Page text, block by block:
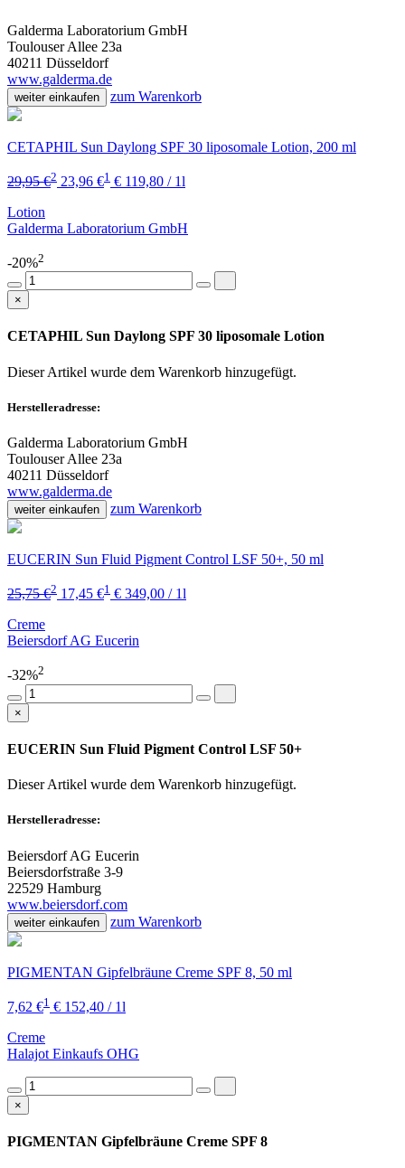
Galderma Laboratorium GmbH
Toulouser Allee 23a
40211 Düsseldorf
www.galderma.de
weiter einkaufen zum Warenkorb
CETAPHIL Sun Daylong SPF 30 liposomale Lotion, 200 ml
29,95 €2 23,96 €1 € 119,80 / 1l
Lotion
Galderma Laboratorium GmbH
-20%2
×
CETAPHIL Sun Daylong SPF 30 liposomale Lotion
Dieser Artikel wurde dem Warenkorb hinzugefügt.
Herstelleradresse:
Galderma Laboratorium GmbH
Toulouser Allee 23a
40211 Düsseldorf
www.galderma.de
weiter einkaufen zum Warenkorb
EUCERIN Sun Fluid Pigment Control LSF 50+, 50 ml
25,75 €2 17,45 €1 € 349,00 / 1l
Creme
Beiersdorf AG Eucerin
-32%2
×
EUCERIN Sun Fluid Pigment Control LSF 50+
Dieser Artikel wurde dem Warenkorb hinzugefügt.
Herstelleradresse:
Beiersdorf AG Eucerin
Beiersdorfstraße 3-9
22529 Hamburg
www.beiersdorf.com
weiter einkaufen zum Warenkorb
PIGMENTAN Gipfelbräune Creme SPF 8, 50 ml
7,62 €1 € 152,40 / 1l
Creme
Halajot Einkaufs OHG
×
PIGMENTAN Gipfelbräune Creme SPF 8